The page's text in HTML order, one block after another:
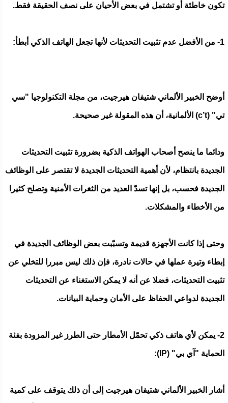
تكون خاطئة أو تشتمل في بعض الأحيان على نصف الحقيقة فقط.
1- من الأفضل عدم تثبيت التحديثات لأنها تجعل الهاتف الذكي أبطأ:
أوضح الخبير الألماني شتيفان هيرجيت، من مجلة التكنولوجيا "سي
تي" (c’t) الألمانية، أن هذه المقولة غير صحيحة.
ودائما ما ينصح أصحاب الهواتف الذكية بضرورة تثبيت التحديثات
الجديدة بانتظام، لأن أهمية التحديثات الجديدة لا تقتصر على الوظائف
الجديدة فحسب، بل إنها تسدّ العديد من الثغرات الأمنية وتصلح كثيرا
من الأخطاء والمشكلات.
وحتى إذا كانت الأجهزة قديمة وتسبّبت بعض الوظائف الجديدة في
إبطاء وتيرة عملها في حالات نادرة، فإن ذلك ليس مبررا للتخلي عن
تثبيت التحديثات، فضلا عن أنه لا يمكن الاستغناء عن التحديثات
الجديدة لدواعي الحفاظ على الأمان وحماية البيانات.
2- يمكن لأي هاتف ذكي تحمّل الأمطار حتى الطرز غير المزودة بفئة
الحماية "آي بي" (IP):
أشار الخبير الألماني شتيفان هيرجيت إلى أن ذلك يتوقف على كمية